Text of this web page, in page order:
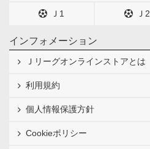
Ｊ1 Ｊ2
インフォメーション
Ｊリーグオンラインストアとは
利用規約
個人情報保護方針
Cookieポリシー